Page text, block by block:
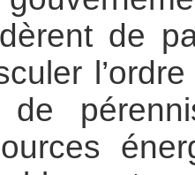
de
de